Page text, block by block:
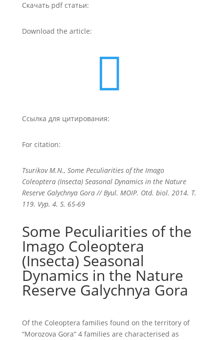
Скачать pdf статьи:
Download the article:

Ссылка для цитирования:
For citation:
Tsurikov M.N., Some Peculiarities of the Imago
Coleoptera (Insecta) Seasonal Dynamics in the Nature
Reserve Galychnya Gora // Byul. MOIP. Otd. biol. 2014. T.
119. Vyp. 4. S. 65-69
Some Peculiarities of the
Imago Coleoptera
(Insecta) Seasonal
Dynamics in the Nature
Reserve Galychnya Gora
Of the Coleoptera families found on the territory of
“Morozova Gora” 4 families are characterised as